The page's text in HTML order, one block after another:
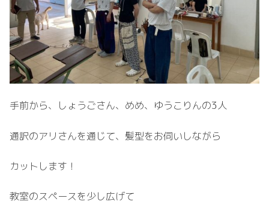
手前から、しょうごさん、めめ、ゆうこりんの3人
通訳のアリさんを通じて、髪型をお伺いしながら
カットします！
教室のスペースを少し広げて